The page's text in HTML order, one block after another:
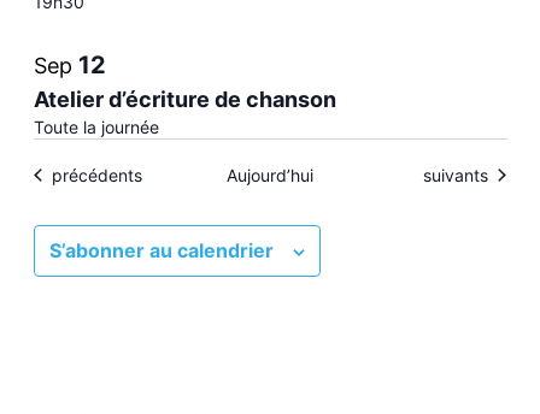
Photo
View
Sep 12
Atelier d’écriture de chanson
Toute la journée
Évènements
précédents Aujourd’hui Évènements
suivants
S’abonner au calendrier